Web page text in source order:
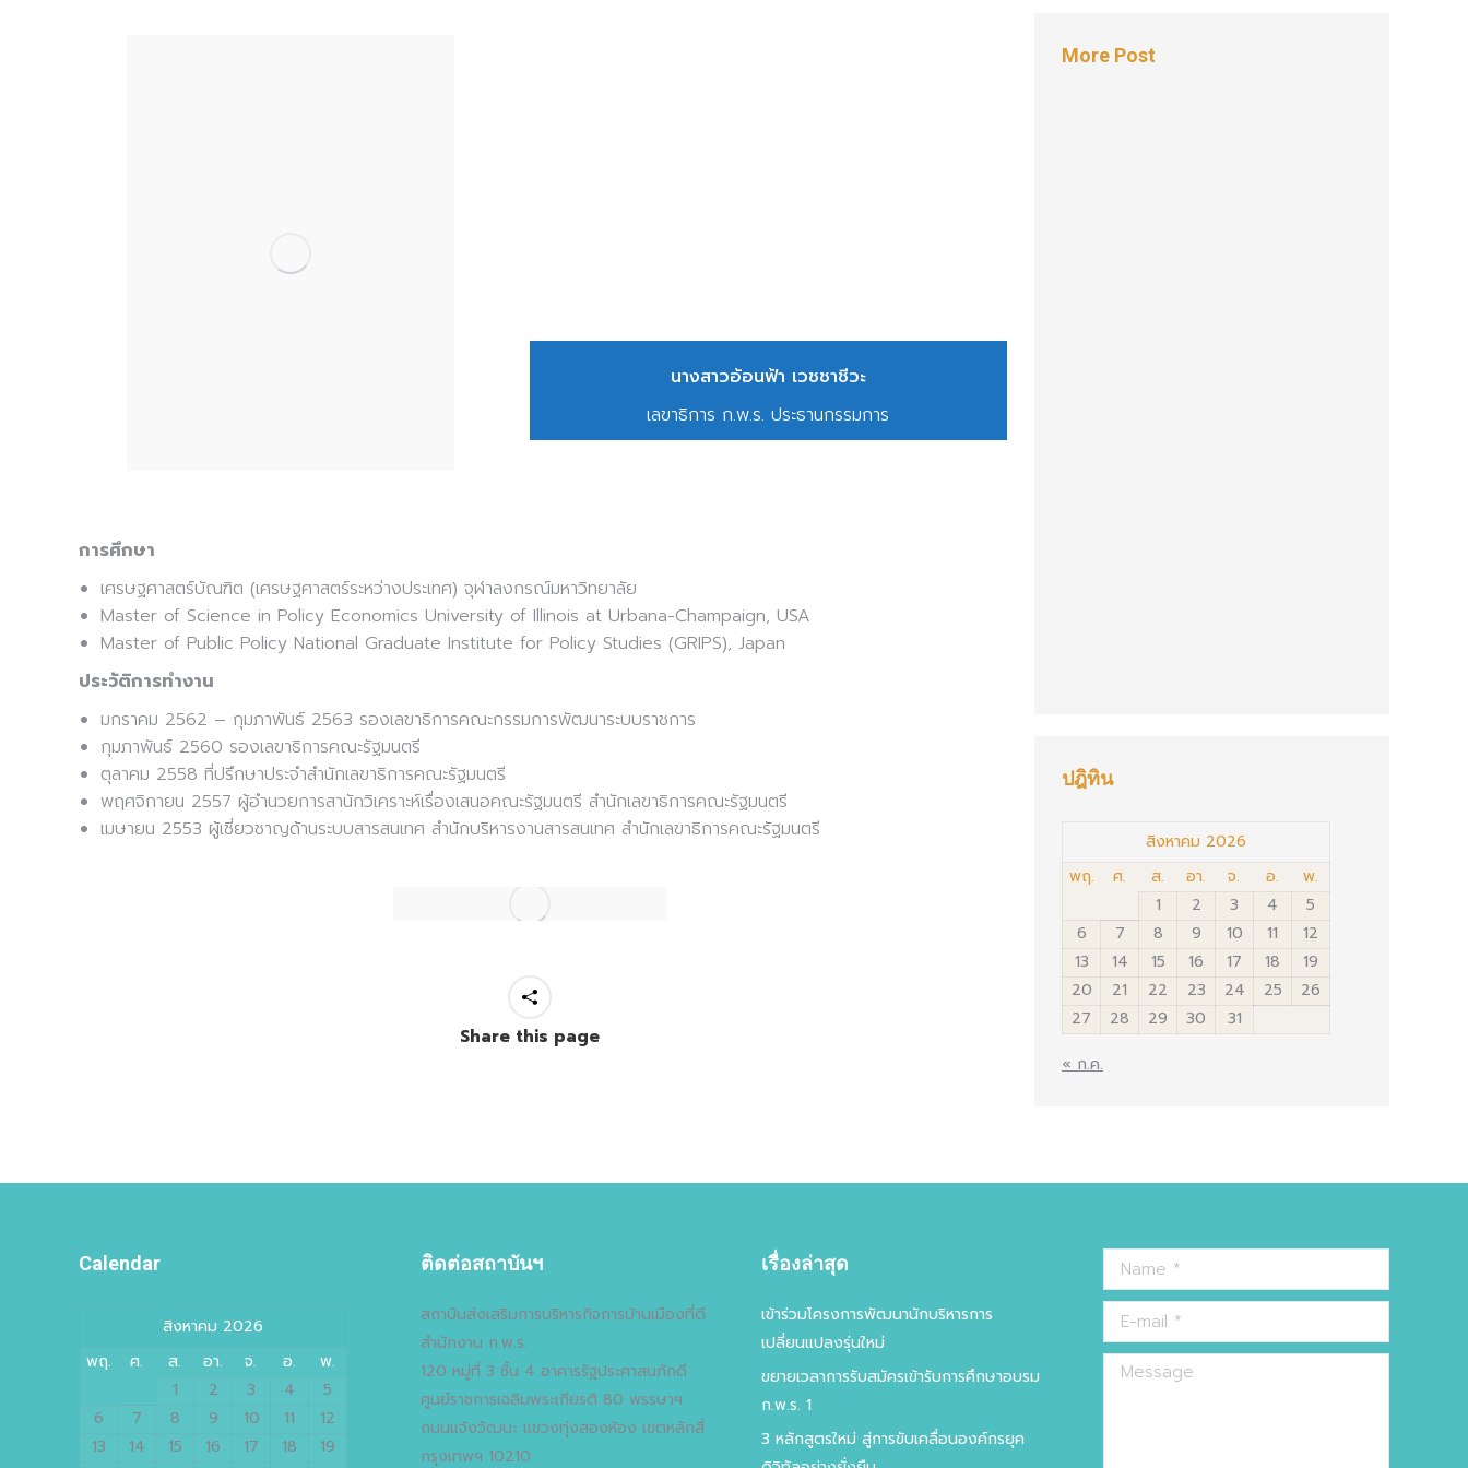
นางสาวอ้อนฟ้า เวชชาชีวะ
เลขาธิการ ก.พ.ร. ประธานกรรมการ
การศึกษา
เศรษฐศาสตร์บัณฑิต (เศรษฐศาสตร์ระหว่างประเทศ) จุฬาลงกรณ์มหาวิทยาลัย
Master of Science in Policy Economics University of Illinois at Urbana-Champaign, USA
Master of Public Policy National Graduate Institute for Policy Studies (GRIPS), Japan
ประวัติการทำงาน
มกราคม 2562 – กุมภาพันธ์ 2563 รองเลขาธิการคณะกรรมการพัฒนาระบบราชการ
กุมภาพันธ์ 2560 รองเลขาธิการคณะรัฐมนตรี
ตุลาคม 2558 ที่ปรึกษาประจำสำนักเลขาธิการคณะรัฐมนตรี
พฤศจิกายน 2557 ผู้อำนวยการสานักวิเคราะห์เรื่องเสนอคณะรัฐมนตรี สำนักเลขาธิการคณะรัฐมนตรี
เมษายน 2553 ผู้เชี่ยวชาญด้านระบบสารสนเทศ สำนักบริหารงานสารสนเทศ สำนักเลขาธิการคณะรัฐมนตรี
Share this page
More Post
ปฎิทิน
สิงหาคม 2026
พฤ.
ศ. ส. อา. จ. อ.
พ.
1
2 3 4
5
6
7 8 9 10 11
12
13
14 15 16 17 18
19
20
21 22 23 24 25
26
27
28 29 30
31
« ก.ค.
Calendar
สิงหาคม 2026
พฤ.
ศ. ส. อา. จ. อ.
พ.
1
2 3 4
5
6
7 8 9 10 11
12
13
14 15 16 17 18
19
ติดต่อสถาบันฯ
สถาบันส่งเสริมการบริหารกิจการบ้านเมืองที่ดี
สำนักงาน ก.พ.ร.
120 หมู่ที่ 3 ชั้น 4 อาคารรัฐประศาสนภักดี
ศูนย์ราชการเฉลิมพระเกียรติ 80 พรรษาฯ
ถนนแจ้งวัฒนะ แขวงทุ่งสองห้อง เขตหลักสี่
กรุงเทพฯ 10210
เรื่องล่าสุด
เข้าร่วมโครงการพัฒนานักบริหารการ
เปลี่ยนแปลงรุ่นใหม่
ขยายเวลาการรับสมัครเข้ารับการศึกษาอบรม
ก.พ.ร. 1
3 หลักสูตรใหม่ สู่การขับเคลื่อนองค์กรยุค
Name *
E-mail *
Message